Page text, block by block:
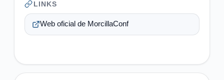
LINKS
Web oficial de MorcillaConf